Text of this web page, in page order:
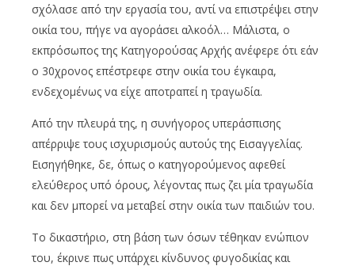
σχόλασε από την εργασία του, αντί να επιστρέψει στην
οικία του, πήγε να αγοράσει αλκοόλ… Μάλιστα, ο
εκπρόσωπος της Κατηγορούσας Αρχής ανέφερε ότι εάν
ο 30χρονος επέστρεφε στην οικία του έγκαιρα,
ενδεχομένως να είχε αποτραπεί η τραγωδία.
Από την πλευρά της, η συνήγορος υπεράσπισης
απέρριψε τους ισχυρισμούς αυτούς της Εισαγγελίας.
Εισηγήθηκε, δε, όπως ο κατηγορούμενος αφεθεί
ελεύθερος υπό όρους, λέγοντας πως ζει μία τραγωδία
και δεν μπορεί να μεταβεί στην οικία των παιδιών του.
Το δικαστήριο, στη βάση των όσων τέθηκαν ενώπιον
του, έκρινε πως υπάρχει κίνδυνος φυγοδικίας και